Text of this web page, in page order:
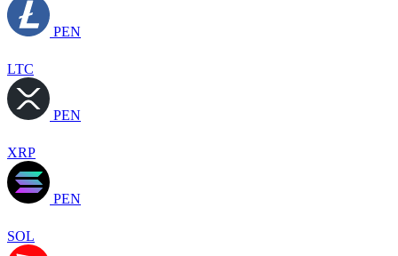
PEN
LTC
PEN
XRP
PEN
SOL